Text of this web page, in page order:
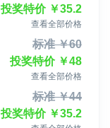
投奖特价￥35.2
查看全部价格
标准￥60
投奖特价￥48
查看全部价格
标准￥44
投奖特价￥35.2